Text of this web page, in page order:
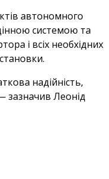
автономного
системою та
і всіх необхідних
надійність,
зазначив Леонід